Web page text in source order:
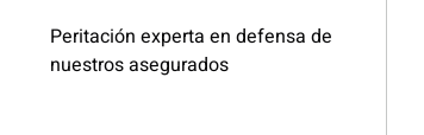
Peritación experta en defensa de
nuestros asegurados